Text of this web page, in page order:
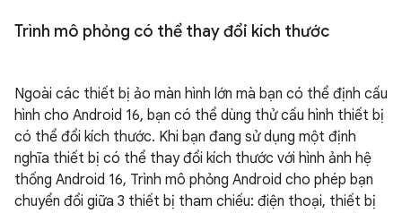
Trình mô phỏng có thể thay đổi kích thước
Ngoài các thiết bị ảo màn hình lớn mà bạn có thể định cấu
hình cho Android 16, bạn có thể dùng thử cấu hình thiết bị
có thể đổi kích thước. Khi bạn đang sử dụng một định
nghĩa thiết bị có thể thay đổi kích thước với hình ảnh hệ
thống Android 16, Trình mô phỏng Android cho phép bạn
chuyển đổi giữa 3 thiết bị tham chiếu: điện thoại, thiết bị